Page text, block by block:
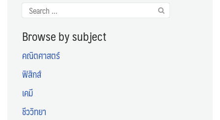
Search
for:
Browse by subject
คณิตศาสตร์
ฟิสิกส์
เคมี
ชีววิทยา